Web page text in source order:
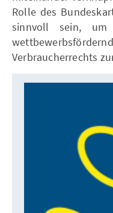
Rolle des
sinnvoll sein,
Verbraucherrechts